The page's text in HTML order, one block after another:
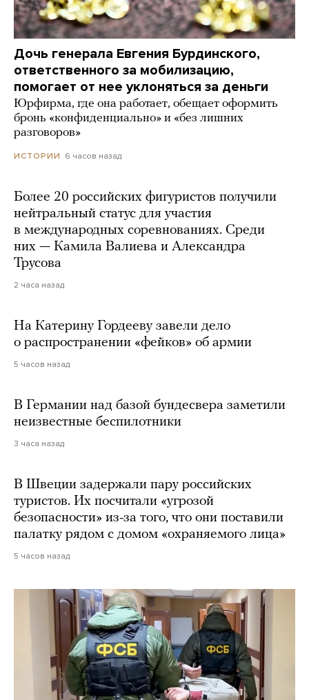
Дочь генерала Евгения Бурдинского,
ответственного за мобилизацию,
помогает от нее уклоняться за деньги
Юрфирма, где она работает, обещает оформить
бронь «конфиденциально» и «без лишних
разговоров»
ИСТОРИИ 6 часов назад
Более 20 российских фигуристов получили
нейтральный статус для участия
в международных соревнованиях. Среди
них — Камила Валиева и Александра
Трусова
2 часа назад
На Катерину Гордееву завели дело
о распространении «фейков» об армии
5 часов назад
В Германии над базой бундесвера заметили
неизвестные беспилотники
3 часа назад
В Швеции задержали пару российских
туристов. Их посчитали «угрозой
безопасности» из-за того, что они поставили
палатку рядом с домом «охраняемого лица»
5 часов назад